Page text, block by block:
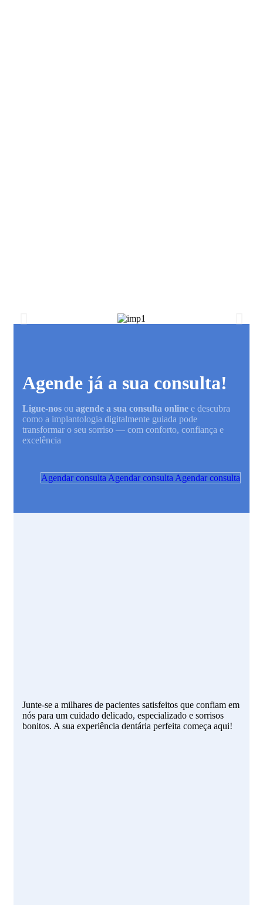
Agende já a sua consulta!
Ligue-nos ou agende a sua consulta online e descubra
como a implantologia digitalmente guiada pode
transformar o seu sorriso — com conforto, confiança e
excelência
Agendar consulta Agendar consulta Agendar consulta